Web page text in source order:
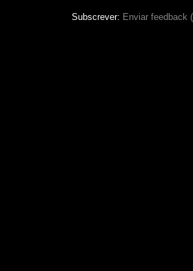
Subscrever: Enviar feedback